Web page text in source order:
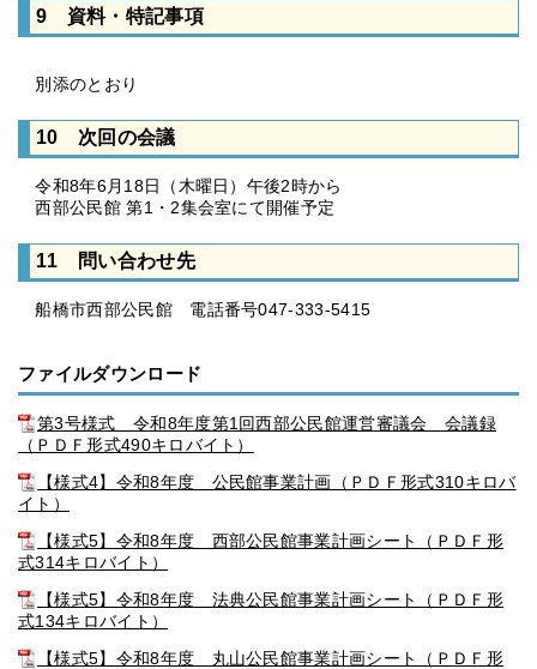
9 資料・特記事項
別添のとおり
10 次回の会議
令和8年6月18日（木曜日）午後2時から
西部公民館 第1・2集会室にて開催予定
11 問い合わせ先
船橋市西部公民館 電話番号047-333-5415
ファイルダウンロード
第3号様式 令和8年度第1回西部公民館運営審議会 会議録
（ＰＤＦ形式490キロバイト）
【様式4】令和8年度 公民館事業計画（ＰＤＦ形式310キロバ
イト）
【様式5】令和8年度 西部公民館事業計画シート（ＰＤＦ形
式314キロバイト）
【様式5】令和8年度 法典公民館事業計画シート（ＰＤＦ形
式134キロバイト）
【様式5】令和8年度 丸山公民館事業計画シート（ＰＤＦ形